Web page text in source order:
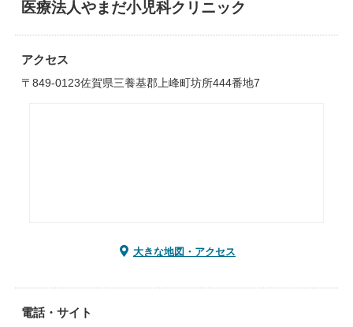
医療法人やまだ小児科クリニック
アクセス
〒849-0123佐賀県三養基郡上峰町坊所444番地7
大きな地図・アクセス
電話・サイト